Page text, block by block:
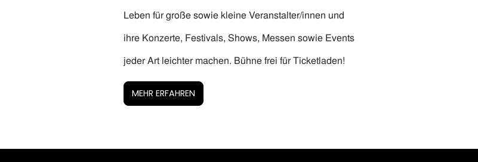
Leben für große sowie kleine Veranstalter/innen und
ihre Konzerte, Festivals, Shows, Messen sowie Events
jeder Art leichter machen. Bühne frei für Ticketladen!
MEHR ERFAHREN